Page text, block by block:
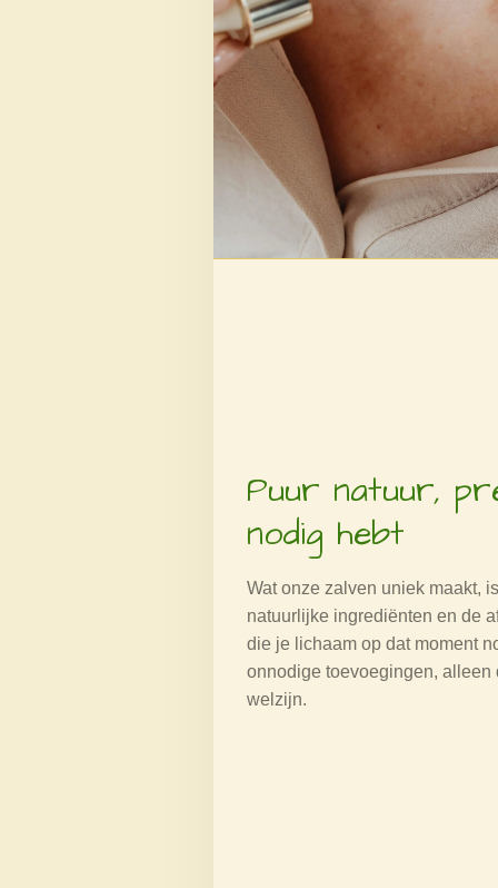
Puur natuur,
nodig hebt
Wat onze zalven uniek maakt,
natuurlijke ingrediënten en de
die je lichaam op dat moment
onnodige toevoegingen, alleen
welzijn.